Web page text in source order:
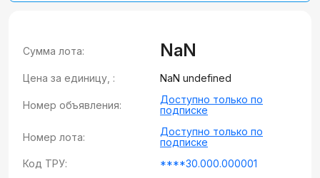
Сумма лота: NaN
Цена за единицу, : NaN undefined
Номер объявления:
Доступно только по
подписке
Номер лота:
Доступно только по
подписке
Код ТРУ:
****30.000.000001